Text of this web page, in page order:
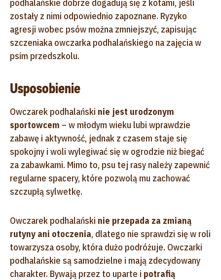
podhalańskie dobrze dogadują się z kotami, jeśli
zostały z nimi odpowiednio zapoznane. Ryzyko
agresji wobec psów można zmniejszyć, zapisując
szczeniaka owczarka podhalańskiego na zajęcia w
psim przedszkolu.
Usposobienie
Owczarek podhalański nie jest urodzonym
sportowcem – w młodym wieku lubi wprawdzie
zabawę i aktywność, jednak z czasem staje się
spokojny i woli wylegiwać się w ogrodzie niż biegać
za zabawkami. Mimo to, psu tej rasy należy zapewnić
regularne spacery, które pozwolą mu zachować
szczupłą sylwetkę.
Owczarek podhalański nie przepada za zmianą
rutyny ani otoczenia, dlatego nie sprawdzi się w roli
towarzysza osoby, która dużo podróżuje. Owczarki
podhalańskie są samodzielne i mają zdecydowany
charakter. Bywają przez to uparte i potrafią